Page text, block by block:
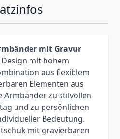
mit Gravur
mit hohem
aus flexiblem
Elementen aus
Armbänder zu stilvollen
und zu persönlichen
Bedeutung.
mit gravierbaren